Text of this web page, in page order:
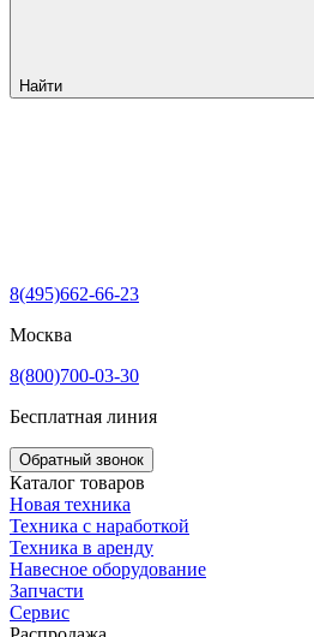
Найти
8(495)662-66-23
Москва
8(800)700-03-30
Бесплатная линия
Обратный звонок
Каталог товаров
Новая техника
Техника с наработкой
Техника в аренду
Навесное оборудование
Запчасти
Сервис